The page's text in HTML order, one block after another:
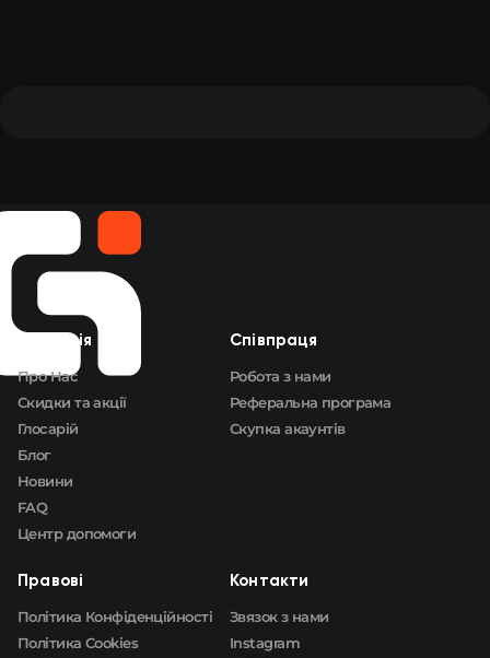
Компанія
Про Нас
Скидки та акції
Глосарій
Блог
Новини
FAQ
Центр допомоги
Cпівпраця
Робота з нами
Реферальна програма
Скупка акаунтів
Правові
Політика Конфіденційності
Політика Cookies
Контакти
Звязок з нами
Instagram